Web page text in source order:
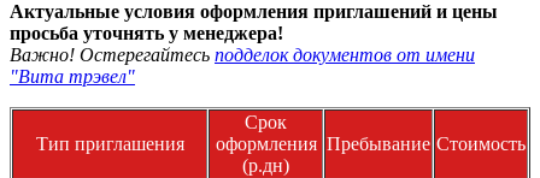
Актуальные условия оформления приглашений и цены
просьба уточнять у менеджера!
Важно! Остерегайтесь подделок документов от имени
"Вита трэвел"
Тип приглашения
Срок
оформления
(р.дн)
Пребывание Стоимость